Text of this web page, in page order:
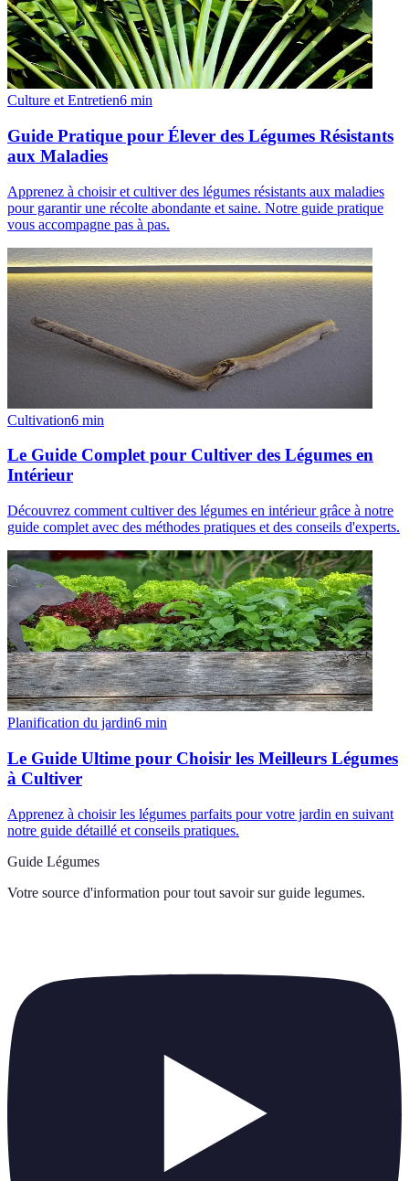
Culture et Entretien6 min
Guide Pratique pour Élever des Légumes Résistants
aux Maladies
Apprenez à choisir et cultiver des légumes résistants aux maladies
pour garantir une récolte abondante et saine. Notre guide pratique
vous accompagne pas à pas.
Cultivation6 min
Le Guide Complet pour Cultiver des Légumes en
Intérieur
Découvrez comment cultiver des légumes en intérieur grâce à notre
guide complet avec des méthodes pratiques et des conseils d'experts.
Planification du jardin6 min
Le Guide Ultime pour Choisir les Meilleurs Légumes
à Cultiver
Apprenez à choisir les légumes parfaits pour votre jardin en suivant
notre guide détaillé et conseils pratiques.
Guide Légumes
Votre source d'information pour tout savoir sur guide legumes.